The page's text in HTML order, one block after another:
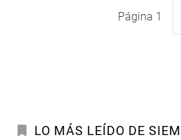
Página 1
LO MÁS LEÍDO DE